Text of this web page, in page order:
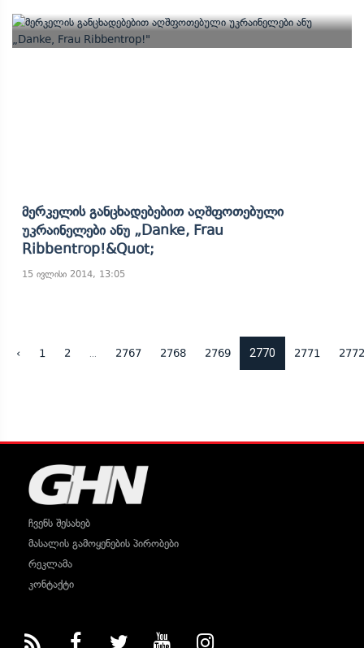
Მერკელის Განცხადებებით Აღშფოთებული
Უკრაინელები Ანუ „Danke, Frau
Ribbentrop!&quot;
15 ივლისი 2014, 13:05
‹ 1 2 2767 2768 2769 2770 2771 2772
ჩვენს შესახებ
მასალის გამოყენების პირობები
რეკლამა
კონტაქტი